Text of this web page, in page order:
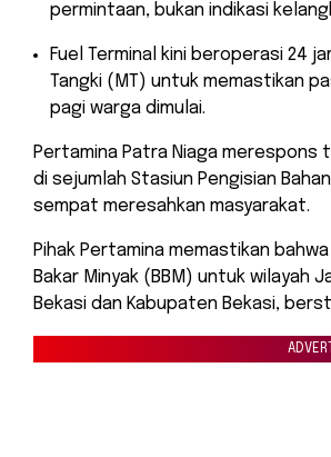
permintaan, bukan indikasi
​Fuel Terminal kini beroperasi 24
Tangki (MT) untuk memastikan
pagi warga dimulai.
​Pertamina Patra Niaga
di sejumlah Stasiun Pengisian
sempat meresahkan masyarakat.
Pihak Pertamina memastikan
Bakar Minyak (BBM) untuk wilayah
Bekasi dan Kabupaten Bekasi,